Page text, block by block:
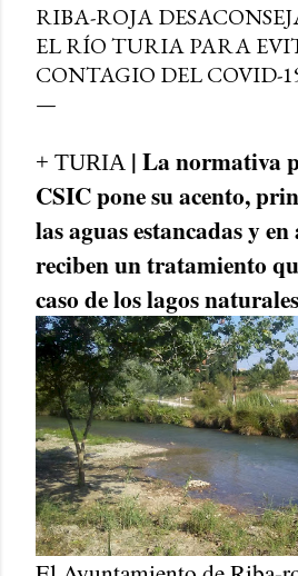
RIBA-ROJA
EL RÍO TURIA PARA
CONTAGIO DEL COVID-
+ TURIA | La normativa
CSIC pone su acento,
las aguas estancadas y
reciben un tratamiento
caso de los lagos